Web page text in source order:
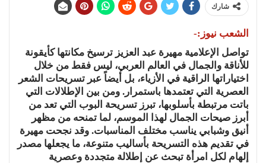
شارك
الشعب نيوز:-
تواصل الإعلامية مهيرة عبد العزيز ترسيخ مكانتها كأيقونة
للأناقة والجمال في العالم العربي، ليس فقط من خلال
اختياراتها الراقية في الأزياء، بل أيضاً عبر تسريحات الشعر
العصرية التي تعتمدها باستمرار. ومن بين الإطلالات التي
باتت مرتبطة بأسلوبها، تبرز تسريحة البوب التي تعد من
أبرز صيحات الجمال لهذا الموسم، لما تمنحه من مظهر
أنيق وشبابي يناسب مختلف المناسبات. وقد نجحت مهيرة
في تقديم هذه التسريحة بأساليب متنوعة، ما يجعلها مصدر
إلهام لكل امرأة تبحث عن إطلالة متجددة وعصرية